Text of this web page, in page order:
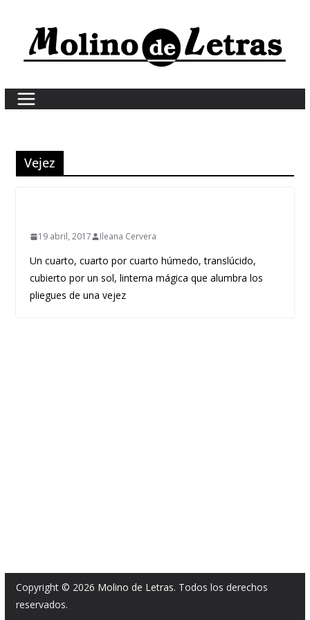
content
Vejez
19 abril, 2017 Ileana Cervera
Un cuarto, cuarto por cuarto húmedo, translúcido,
cubierto por un sol, linterna mágica que alumbra los
pliegues de una vejez
Copyright © 2026 Molino de Letras. Todos los derechos
reservados.